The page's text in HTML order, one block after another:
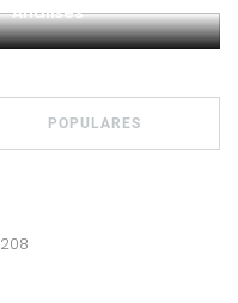
Análises
POPULARES
208